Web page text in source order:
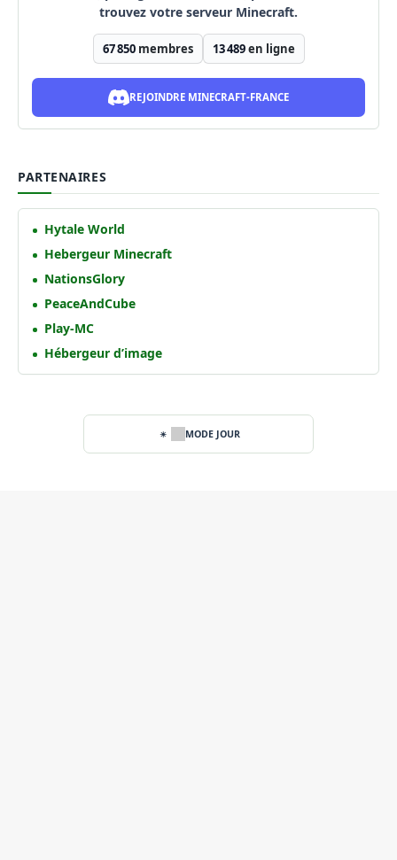
trouvez votre serveur Minecraft.
67 850membres 13 489en ligne
REJOINDRE MINECRAFT-FRANCE
PARTENAIRES
Hytale World
Hebergeur Minecraft
NationsGlory
PeaceAndCube
Play-MC
Hébergeur d’image
MODE JOUR